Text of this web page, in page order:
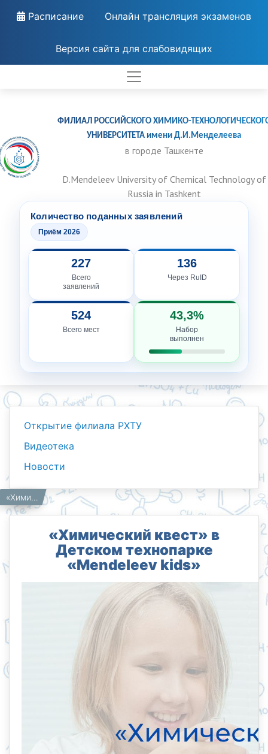
Расписание Онлайн трансляция экзаменов
Версия сайта для слабовидящих
ФИЛИАЛ РОССИЙСКОГО ХИМИКО-
УНИВЕРСИТЕТА имени Д.И.Менделеева
в городе Ташкенте
D.Mendeleev University of Chemical Technology of
Russia in Tashkent
Количество поданных заявлений
Приём 2026
227
Всего
заявлений
136
Через RuID
524
Всего мест
43,3%
Набор
выполнен
Открытие филиала РХТУ
Видеотека
Новости
Главная
Работникам
Новости «Химический квест» в Детском технопарке «Mendeleev kids»
«Химический квест» в
Детском технопарке
«Mendeleev kids»